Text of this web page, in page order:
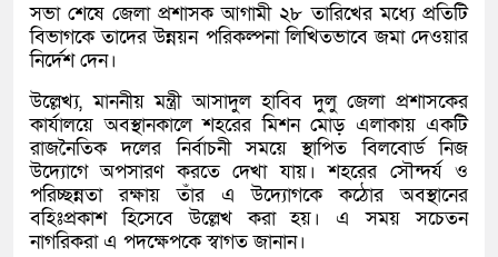
সভা শেষে জেলা প্রশাসক আগামী ২৮ তারিখের মধ্যে প্রতিটি
বিভাগকে তাদের উন্নয়ন পরিকল্পনা লিখিতভাবে জমা দেওয়ার
নির্দেশ দেন।
উল্লেখ্য, মাননীয় মন্ত্রী আসাদুল হাবিব দুলু জেলা প্রশাসকের
কার্যালয়ে অবস্থানকালে শহরের মিশন মোড় এলাকায় একটি
রাজনৈতিক দলের নির্বাচনী সময়ে স্থাপিত বিলবোর্ড নিজ
উদ্যোগে অপসারণ করতে দেখা যায়। শহরের সৌন্দর্য ও
পরিচ্ছন্নতা রক্ষায় তাঁর এ উদ্যোগকে কঠোর অবস্থানের
বহিঃপ্রকাশ হিসেবে উল্লেখ করা হয়। এ সময় সচেতন
নাগরিকরা এ পদক্ষেপকে স্বাগত জানান।